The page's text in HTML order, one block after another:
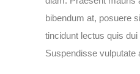
bibendum at, posuere
tincidunt lectus quis
Suspendisse vulputate